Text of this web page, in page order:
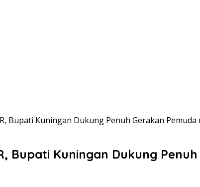
Bupati Kuningan Dukung Penuh Gerakan
Bupati Kuningan Dukung